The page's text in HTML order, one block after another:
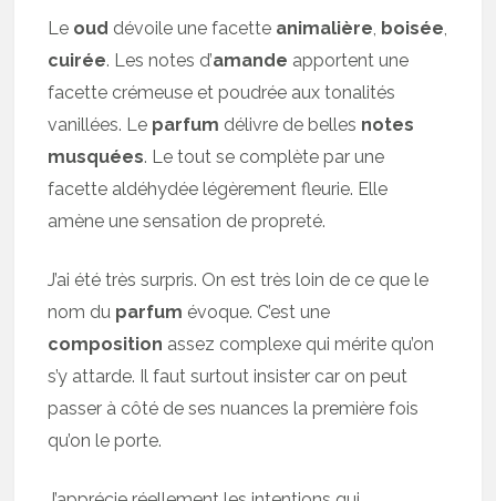
Le oud dévoile une facette animalière, boisée,
cuirée. Les notes d’amande apportent une
facette crémeuse et poudrée aux tonalités
vanillées. Le parfum délivre de belles notes
musquées. Le tout se complète par une
facette aldéhydée légèrement fleurie. Elle
amène une sensation de propreté.
J’ai été très surpris. On est très loin de ce que le
nom du parfum évoque. C’est une
composition assez complexe qui mérite qu’on
s’y attarde. Il faut surtout insister car on peut
passer à côté de ses nuances la première fois
qu’on le porte.